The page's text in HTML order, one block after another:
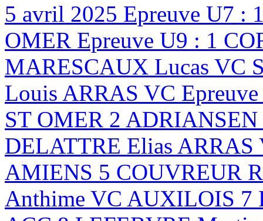
5 avril 2025 Epreuve U7 :
OMER Epreuve U9 : 1
MARESCAUX Lucas VC
Louis ARRAS VC
ST OMER 2
DELATTRE Elias
AMIENS 5 COUVREUR
Anthime VC AUXILOIS 7